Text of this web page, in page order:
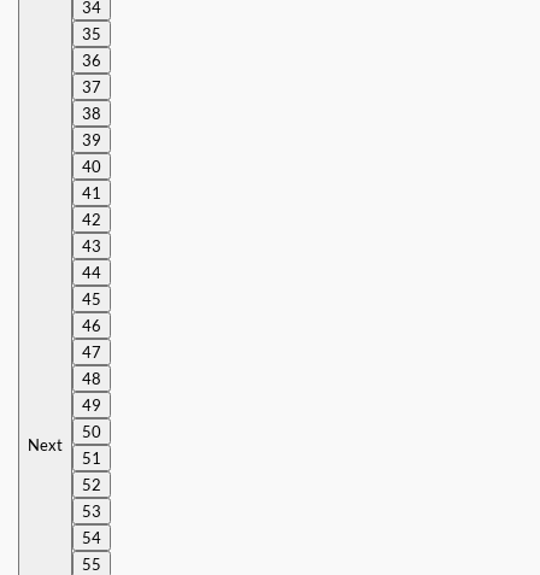
Next
34
35
36
37
38
39
40
41
42
43
44
45
46
47
48
49
50
51
52
53
54
55